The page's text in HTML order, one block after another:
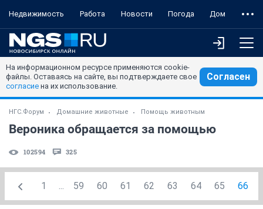
Недвижимость Работа Новости Погода Дом
На информационном ресурсе применяются cookie-
файлы. Оставаясь на сайте, вы подтверждаете свое
согласие на их использование.
Согласен
НГС.Форум Домашние животные Помощь животным
Вероника обращается за помощью
102594 325
1 ... 59 60 61 62 63 64 65 66